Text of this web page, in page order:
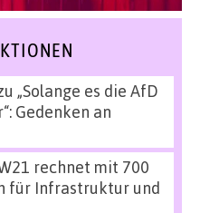
„Solange es die AfD
Gedenken an
rechnet mit 700
für Infrastruktur und